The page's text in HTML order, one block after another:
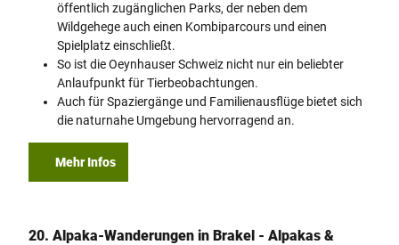
öffentlich zugänglichen Parks, der neben dem
Wildgehege auch einen Kombiparcours und einen
Spielplatz einschließt.
So ist die Oeynhauser Schweiz nicht nur ein beliebter
Anlaufpunkt für Tierbeobachtungen.
Auch für Spaziergänge und Familienausflüge bietet sich
die naturnahe Umgebung hervorragend an.
Mehr Infos
20. Alpaka-Wanderungen in Brakel - Alpakas &